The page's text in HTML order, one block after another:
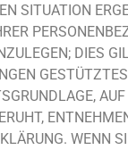
SITUATION
DIES
WENN